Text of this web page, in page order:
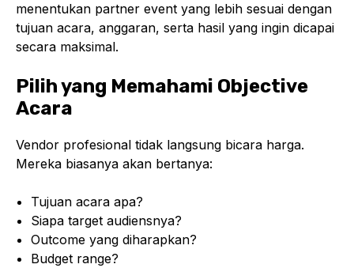
menentukan partner event yang lebih sesuai dengan
tujuan acara, anggaran, serta hasil yang ingin dicapai
secara maksimal.
Pilih yang Memahami Objective
Acara
Vendor profesional tidak langsung bicara harga.
Mereka biasanya akan bertanya:
Tujuan acara apa?
Siapa target audiensnya?
Outcome yang diharapkan?
Budget range?